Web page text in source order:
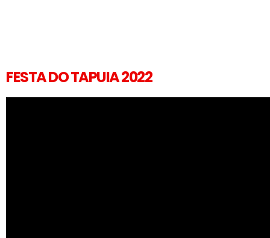
FESTA DO TAPUIA 2022